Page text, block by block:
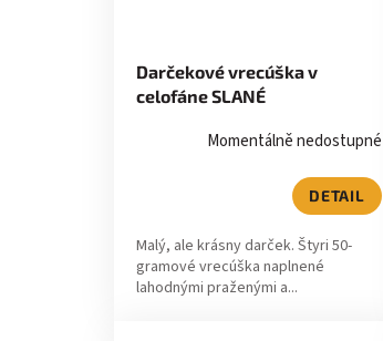
Darčekové vrecúška v
celofáne SLANÉ
Momentálně nedostupné
DETAIL
Malý, ale krásny darček. Štyri 50-
gramové vrecúška naplnené
lahodnými praženými a...